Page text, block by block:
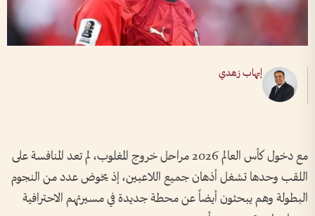
إيهاب زهدي
مع دخول كأس العالم 2026 مراحل خروج المغلوب، لم تعد المنافسة على
اللقب وحدها تشغل أذهان جميع اللاعبين، إذ يخوض عدد من النجوم
البطولة وهم يبحثون أيضاً عن محطة جديدة في مسيرتهم الاحترافية